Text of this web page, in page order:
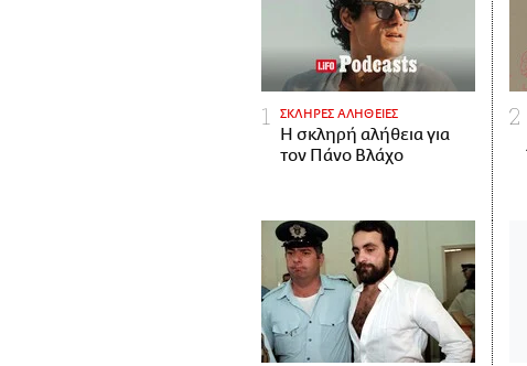
ΣΚΛΗΡΕΣ ΑΛΗΘΕΙΕΣ
H σκληρή αλήθεια για
τον Πάνο Βλάχο